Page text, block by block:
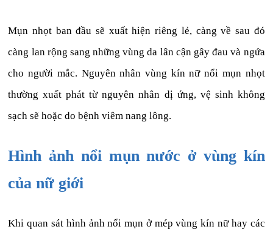
Mụn nhọt ban đầu sẽ xuất hiện riêng lẻ, càng về sau đó
càng lan rộng sang những vùng da lân cận gây đau và ngứa
cho người mắc. Nguyên nhân vùng kín nữ nổi mụn nhọt
thường xuất phát từ nguyên nhân dị ứng, vệ sinh không
sạch sẽ hoặc do bệnh viêm nang lông.
Hình ảnh nổi mụn nước ở vùng kín
của nữ giới
Khi quan sát hình ảnh nổi mụn ở mép vùng kín nữ hay các